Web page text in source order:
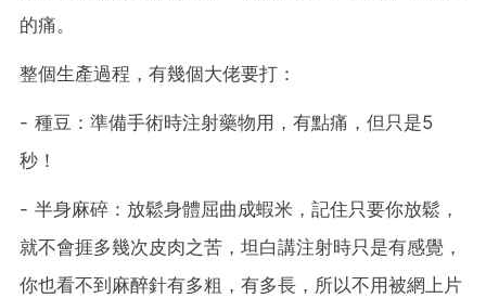
的痛。
整個生產過程，有幾個大佬要打：
- 種豆：準備手術時注射藥物用，有點痛，但只是5
秒！
- 半身麻碎：放鬆身體屈曲成蝦米，記住只要你放鬆，
就不會捱多幾次皮肉之苦，坦白講注射時只是有感覺，
你也看不到麻醉針有多粗，有多長，所以不用被網上片